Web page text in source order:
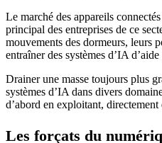
Le marché des appareils
principal des entreprises de ce
mouvements des dormeurs, leurs
entraîner des systèmes d’IA
Drainer une masse toujours plus
systèmes d’IA dans divers
d’abord en exploitant,
Les forçats du